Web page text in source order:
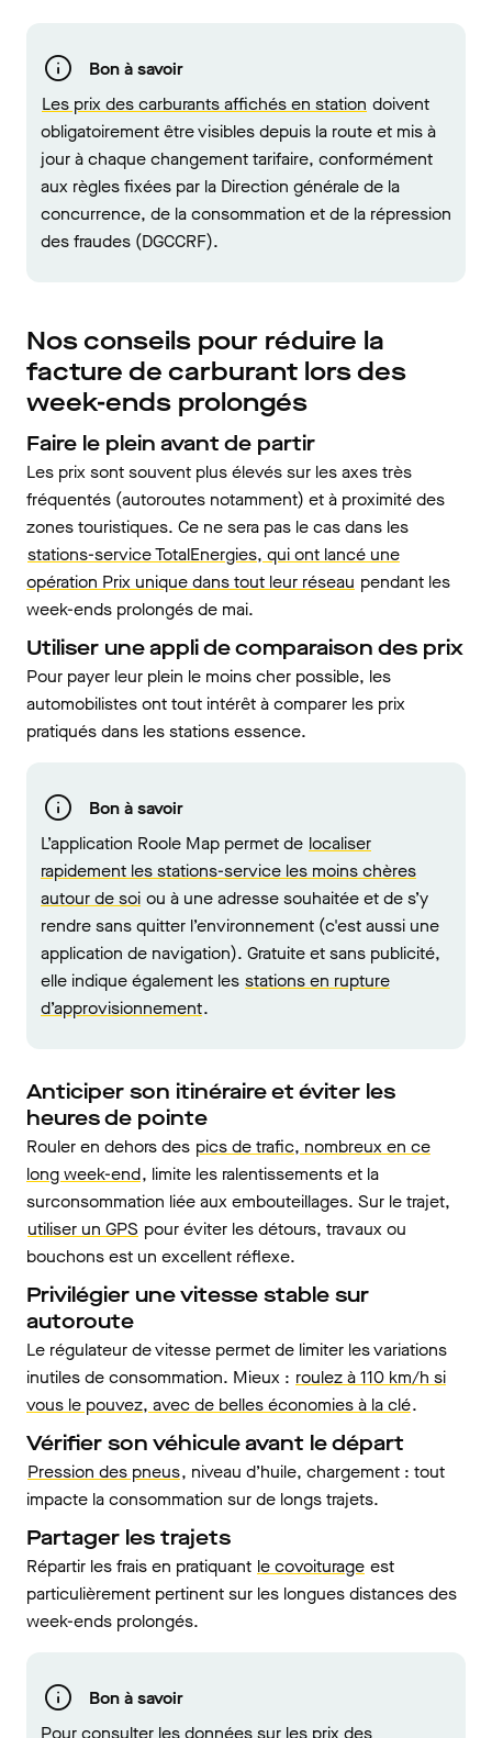
Bon à savoir
Les prix des carburants affichés en station doivent
obligatoirement être visibles depuis la route et mis à
jour à chaque changement tarifaire, conformément
aux règles fixées par la Direction générale de la
concurrence, de la consommation et de la répression
des fraudes (DGCCRF).
Nos conseils pour réduire la
facture de carburant lors des
week-ends prolongés
Faire le plein avant de partir
Les prix sont souvent plus élevés sur les axes très
fréquentés (autoroutes notamment) et à proximité des
zones touristiques. Ce ne sera pas le cas dans les
stations-service TotalEnergies, qui ont lancé une
opération Prix unique dans tout leur réseau pendant les
week-ends prolongés de mai.
Utiliser une appli de comparaison des prix
Pour payer leur plein le moins cher possible, les
automobilistes ont tout intérêt à comparer les prix
pratiqués dans les stations essence.
Bon à savoir
L’application Roole Map permet de localiser
rapidement les stations-service les moins chères
autour de soi ou à une adresse souhaitée et de s’y
rendre sans quitter l’environnement (c'est aussi une
application de navigation). Gratuite et sans publicité,
elle indique également les stations en rupture
d’approvisionnement.
Anticiper son itinéraire et éviter les
heures de pointe
Rouler en dehors des pics de trafic, nombreux en ce
long week-end, limite les ralentissements et la
surconsommation liée aux embouteillages. Sur le trajet,
utiliser un GPS pour éviter les détours, travaux ou
bouchons est un excellent réflexe.
Privilégier une vitesse stable sur
autoroute
Le régulateur de vitesse permet de limiter les variations
inutiles de consommation. Mieux : roulez à 110 km/h si
vous le pouvez, avec de belles économies à la clé.
Vérifier son véhicule avant le départ
Pression des pneus, niveau d’huile, chargement : tout
impacte la consommation sur de longs trajets.
Partager les trajets
Répartir les frais en pratiquant le covoiturage est
particulièrement pertinent sur les longues distances des
week-ends prolongés.
Bon à savoir